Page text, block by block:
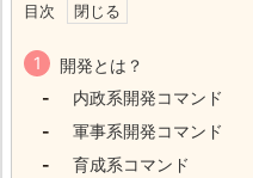
目次
開発とは？
内政系開発コマンド
軍事系開発コマンド
育成系コマンド